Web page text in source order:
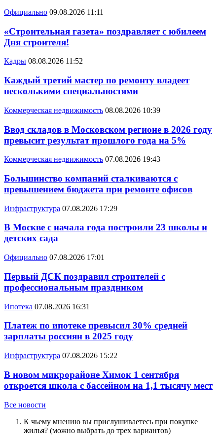
Официально 09.08.2026 11:11
«Строительная газета» поздравляет с юбилеем
Дня строителя!
Кадры 08.08.2026 11:52
Каждый третий мастер по ремонту владеет
несколькими специальностями
Коммерческая недвижимость 08.08.2026 10:39
Ввод складов в Московском регионе в 2026 году
превысит результат прошлого года на 5%
Коммерческая недвижимость 07.08.2026 19:43
Большинство компаний сталкиваются с
превышением бюджета при ремонте офисов
Инфраструктура 07.08.2026 17:29
В Москве с начала года построили 23 школы и
детских сада
Официально 07.08.2026 17:01
Первый ДСК поздравил строителей с
профессиональным праздником
Ипотека 07.08.2026 16:31
Платеж по ипотеке превысил 30% средней
зарплаты россиян в 2025 году
Инфраструктура 07.08.2026 15:22
В новом микрорайоне Химок 1 сентября
откроется школа с бассейном на 1,1 тысячу мест
Все новости
К чьему мнению вы прислушиваетесь при покупке
жилья? (можно выбрать до трех вариантов)